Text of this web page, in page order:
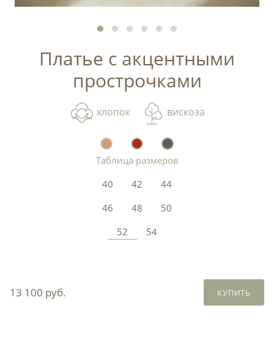
Платье с акцентными
прострочками
хлопок вискоза
Таблица размеров
40
42
44
46
48
50
52
54
13 100 руб. КУПИТЬ